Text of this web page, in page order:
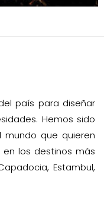
país para diseñar
Hemos sido
que quieren
los destinos más
Estambul,